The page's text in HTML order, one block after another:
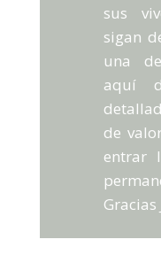
sus
sigan
una
aquí
de
entrar
Gracias